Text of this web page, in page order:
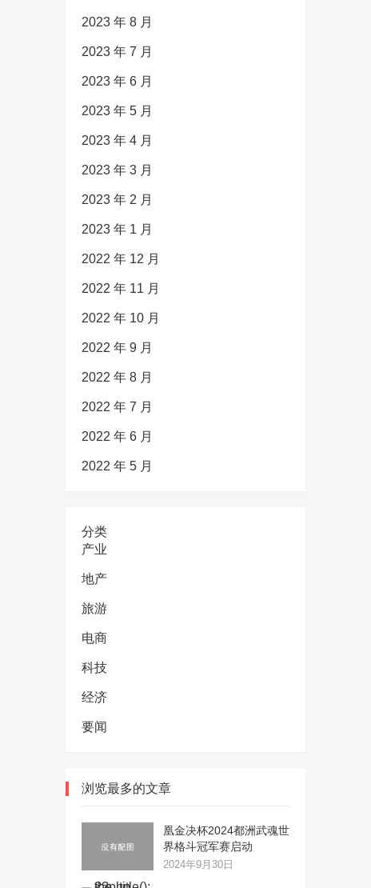
2023 年 8 月
2023 年 7 月
2023 年 6 月
2023 年 5 月
2023 年 4 月
2023 年 3 月
2023 年 2 月
2023 年 1 月
2022 年 12 月
2022 年 11 月
2022 年 10 月
2022 年 9 月
2022 年 8 月
2022 年 7 月
2022 年 6 月
2022 年 5 月
分类
产业
地产
旅游
电商
科技
经济
要闻
浏览最多的文章
凰金决杯2024都洲武魂世
界格斗冠军赛启动
2024年9月30日